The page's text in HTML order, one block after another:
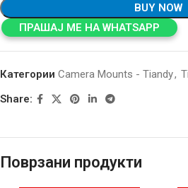
BUY NOW
ПРАШАЈ МЕ НА WHATSAPP
Категории Camera Mounts - Tiandy,
Share:
Поврзани продукти